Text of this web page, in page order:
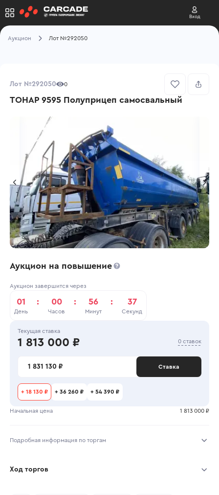
Вход
Аукцион Лот №292050
Лот №292050 0
ТОНАР 9595 Полуприцеп самосвальный
Аукцион на повышение
Аукцион завершится через
01
День
: 00
Часов
: 56
Минут
: 37
Секунд
Текущая ставка
1 813 000 ₽ 0 ставок
1 831 130 ₽ Ставка
+ 18 130 ₽ + 36 260 ₽ + 54 390 ₽
Начальная цена 1 813 000 ₽
Подробная информация по торгам
Ход торгов